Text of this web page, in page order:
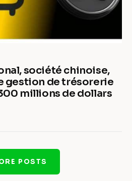
société chinoise,
gestion de trésorerie
millions de dollars
POSTS